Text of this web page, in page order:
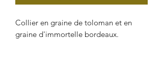
Collier en graine de toloman et en
graine d'immortelle bordeaux.